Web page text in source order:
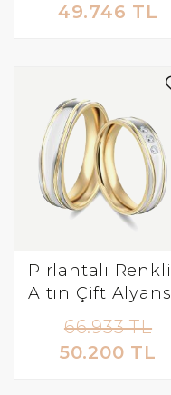
49.746 TL
Pırlantalı Renkli
Altın Çift Alyans
66.933 TL
50.200 TL